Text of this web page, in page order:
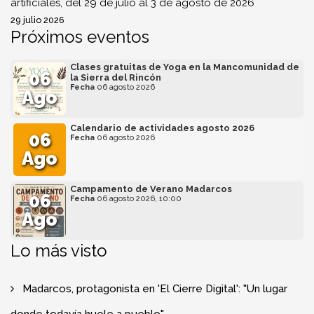
29 julio 2026
Próximos eventos
06
Ago
Clases gratuitas de Yoga en la Mancomunidad de
la Sierra del Rincón
Fecha 06 agosto 2026
06
Ago
Calendario de actividades agosto 2026
Fecha 06 agosto 2026
06
Ago
Campamento de Verano Madarcos
Fecha 06 agosto 2026, 10:00
Lo más visto
Madarcos, protagonista en 'El Cierre Digital': "Un lugar